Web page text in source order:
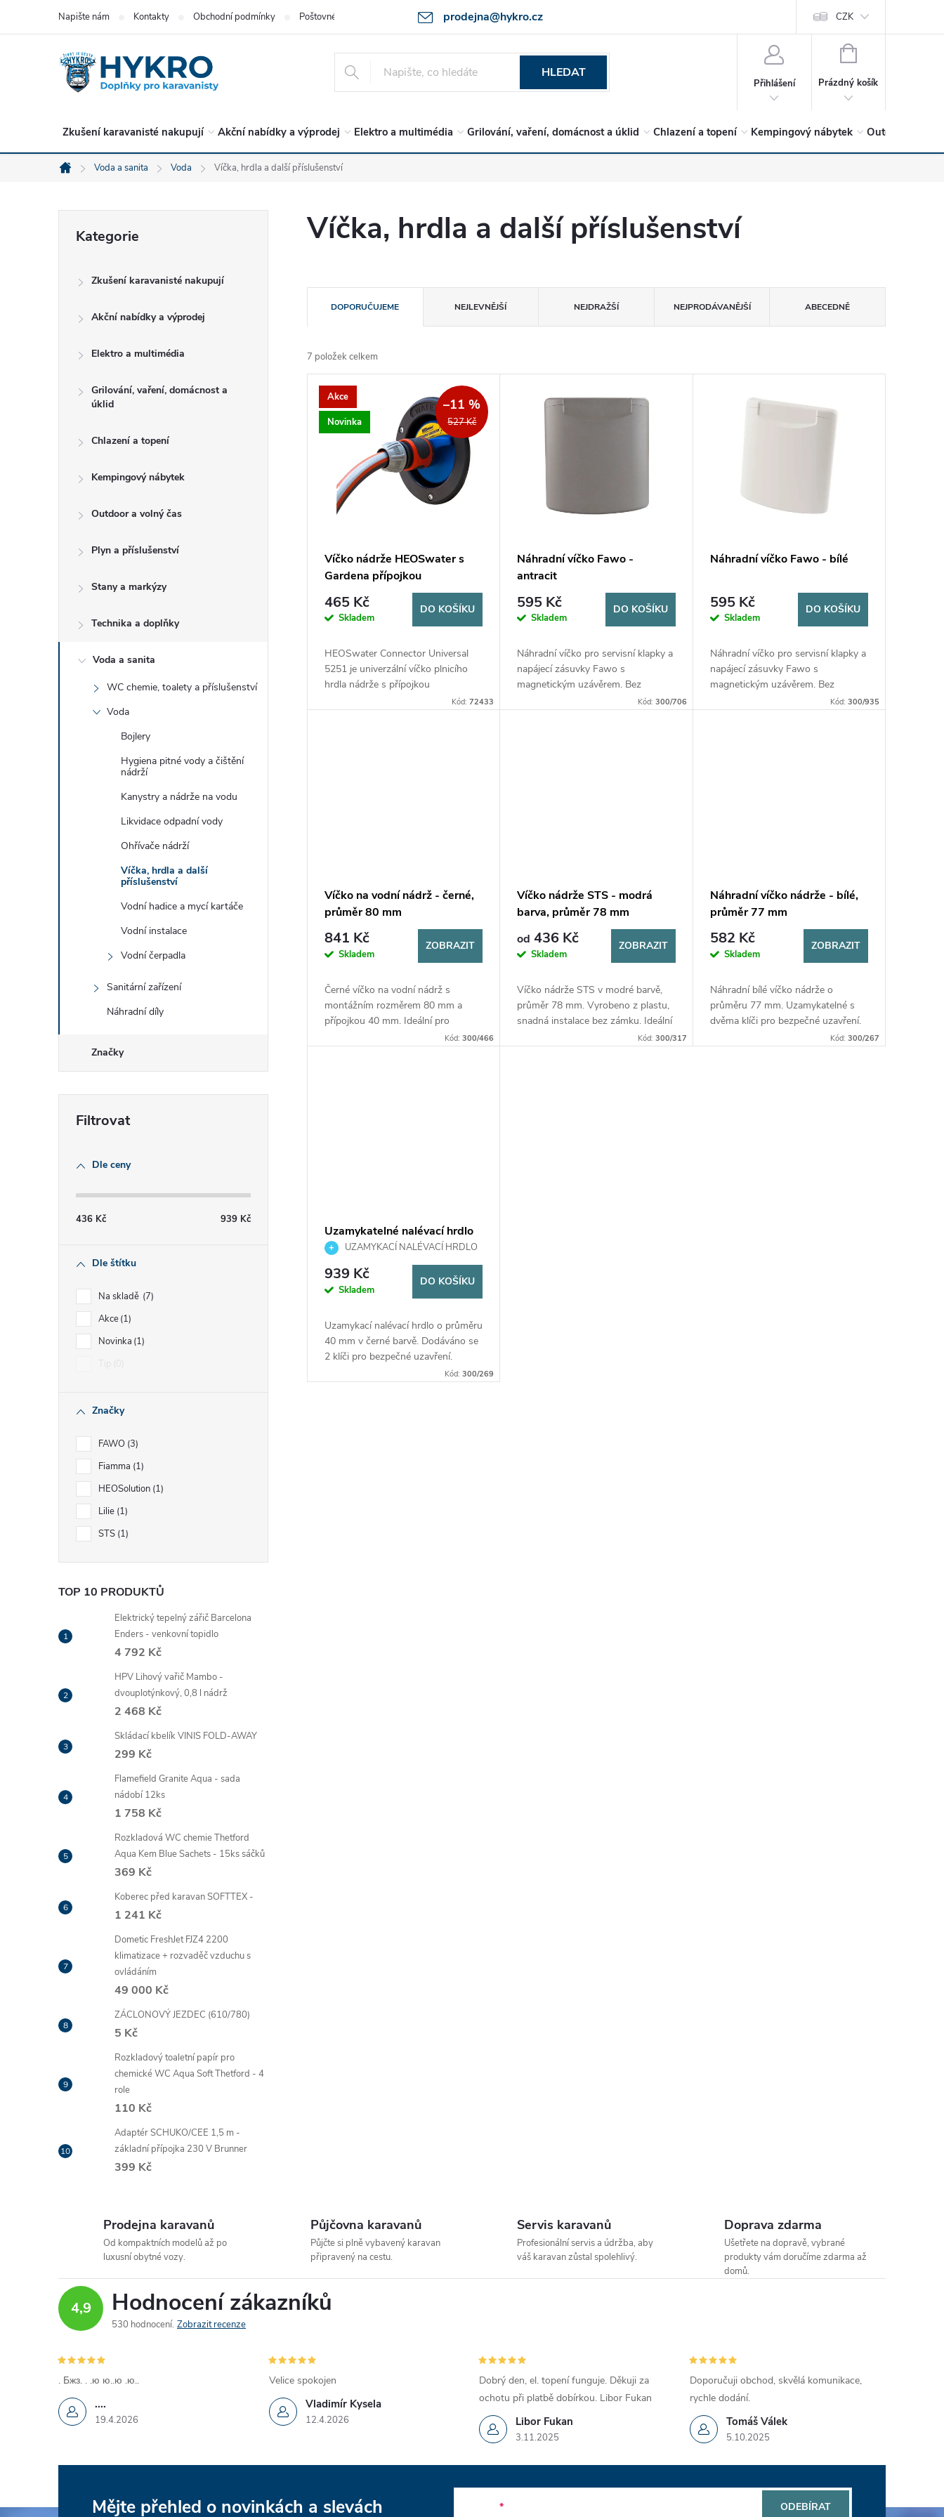
prodejna@hykro.cz
Napište nám Kontakty Obchodní podmínky Poštovné Ochrana osob. údajů - GDPR Postup při reklamaci -jak zboží vrátit? O společnosti Hodnocení obchodu
CZK
HLEDAT
Přihlášení
NÁKUPNÍ
Prázdný košík
Zkušení karavanisté nakupují Akční nabídky a výprodej Elektro a multimédia Grilování, vaření, domácnost a úklid Chlazení a topení Kempingový nábytek Outdoor a
Domů
Voda a sanita Voda Víčka, hrdla a další příslušenství
e
kategorie
Kategorie
Zkušení karavanisté nakupují
Akční nabídky a výprodej
Elektro a multimédia
Grilování, vaření, domácnost a
úklid
Chlazení a topení
Kempingový nábytek
Outdoor a volný čas
Plyn a příslušenství
Stany a markýzy
Technika a doplňky
Voda a sanita
WC chemie, toalety a příslušenství
Voda
Bojlery
Hygiena pitné vody a čištění
nádrží
Kanystry a nádrže na vodu
Likvidace odpadní vody
Ohřívače nádrží
Víčka, hrdla a další
příslušenství
Vodní hadice a mycí kartáče
Vodní instalace
Vodní čerpadla
Sanitární zařízení
Náhradní díly
Značky
Dle ceny
436 Kč 939 Kč
Dle štítku
Na skladě 7
Akce 1
Novinka 1
Značky
FAWO 3
Fiamma 1
HEOSolution 1
Lilie 1
STS 1
TOP 10 PRODUKTŮ
Elektrický tepelný zářič Barcelona
Enders - venkovní topidlo
4 792 Kč
HPV Lihový vařič Mambo -
dvouplotýnkový, 0,8 l nádrž
2 468 Kč
Skládací kbelík VINIS FOLD-AWAY
299 Kč
Flamefield Granite Aqua - sada
nádobí 12ks
1 758 Kč
Rozkladová WC chemie Thetford
Aqua Kem Blue Sachets - 15ks sáčků
369 Kč
Koberec před karavan SOFTTEX -
1 241 Kč
Dometic FreshJet FJZ4 2200
klimatizace + rozvaděč vzduchu s
ovládáním
49 000 Kč
ZÁCLONOVÝ JEZDEC (610/780)
5 Kč
Rozkladový toaletní papír pro
chemické WC Aqua Soft Thetford - 4
role
110 Kč
Adaptér SCHUKO/CEE 1,5 m -
základní přípojka 230 V Brunner
399 Kč
Víčka, hrdla a další příslušenství
a
z
e
n
DOPORUČUJEME NEJLEVNĚJŠÍ NEJDRAŽŠÍ NEJPRODÁVANĚJŠÍ ABECEDNĚ
7 položek celkem
V
ý
u
Akce
Novinka
527 Kč
–11 %
Víčko nádrže HEOSwater s
Gardena přípojkou
465 Kč
Skladem
DO KOŠÍKU
HEOSwater Connector Universal
5251 je univerzální víčko plnicího
hrdla nádrže s přípojkou
kompatibilní se systémem Gardena.
Kód:72433
Náhradní víčko Fawo -
antracit
595 Kč
Skladem
DO KOŠÍKU
Náhradní víčko pro servisní klapky a
napájecí zásuvky Fawo s
magnetickým uzávěrem. Bez
piktogramů. Kompatibilní s modely
Kód: 300/706
Náhradní víčko Fawo - bílé
595 Kč
Skladem
DO KOŠÍKU
Náhradní víčko pro servisní klapky a
napájecí zásuvky Fawo s
magnetickým uzávěrem. Bez
piktogramů. Kompatibilní s modely
Kód: 300/935
Víčko na vodní nádrž - černé,
průměr 80 mm
841 Kč
Skladem
ZOBRAZIT
Černé víčko na vodní nádrž s
montážním rozměrem 80 mm a
přípojkou 40 mm. Ideální pro
instalaci na bok karavanu nebo
Kód:300/466
Víčko nádrže STS - modrá
barva, průměr 78 mm
od 436 Kč
Skladem
ZOBRAZIT
Víčko nádrže STS v modré barvě,
průměr 78 mm. Vyrobeno z plastu,
snadná instalace bez zámku. Ideální
Kód: 300/317
Náhradní víčko nádrže - bílé,
průměr 77 mm
582 Kč
Skladem
ZOBRAZIT
Náhradní bílé víčko nádrže o
průměru 77 mm. Uzamykatelné s
dvěma klíči pro bezpečné uzavření.
Kompatibilní s plnicími hrdly o
Kód: 300/267
Uzamykatelné nalévací hrdlo
40 mm - 2 klíče
UZAMYKACÍ NALÉVACÍ HRDLO
939 Kč
Skladem
DO KOŠÍKU
Uzamykací nalévací hrdlo o průměru
40 mm v černé barvě. Dodáváno se
2 klíči pro bezpečné uzavření.
Ideální pro karavany a obytná auta.
Kód:300/269
Prodejna karavanů
Od kompaktních modelů až po
luxusní obytné vozy.
Půjčovna karavanů
Půjčte si plně vybavený karavan
připravený na cestu.
Servis karavanů
Profesionální servis a údržba, aby
váš karavan zůstal spolehlivý.
Doprava zdarma
Ušetřete na dopravě, vybrané
produkty vám doručíme zdarma až
domů.
4,9 Hodnocení zákazníků
530 hodnocení Zobrazit recenze
....
19.4.2026
. Бжз. . .ю ю..ю .ю..
Vladimír Kysela
12.4.2026
Velice spokojen
Libor Fukan
3.11.2025
Dobrý den, el. topení funguje. Děkuji za
ochotu při platbě dobírkou. Libor Fukan
Tomáš Válek
5.10.2025
Doporučuji obchod, skvělá komunikace,
rychle dodání.
Mějte přehled o novinkách a slevách ODEBÍRAT